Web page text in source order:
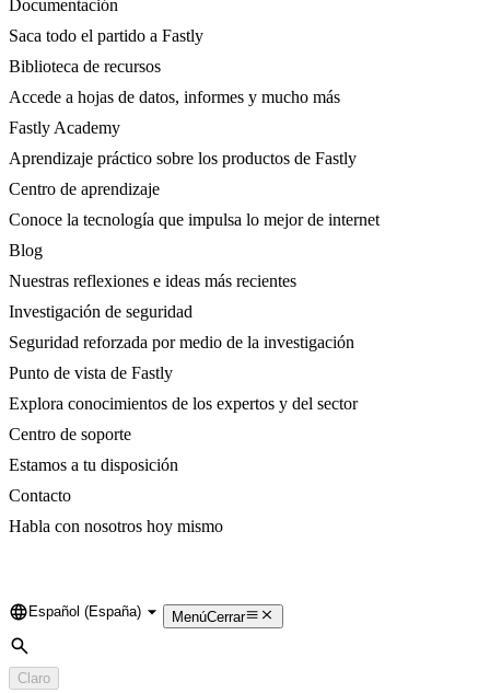
Documentación
Saca todo el partido a Fastly
Biblioteca de recursos
Accede a hojas de datos, informes y mucho más
Fastly Academy
Aprendizaje práctico sobre los productos de Fastly
Centro de aprendizaje
Conoce la tecnología que impulsa lo mejor de internet
Blog
Nuestras reflexiones e ideas más recientes
Investigación de seguridad
Seguridad reforzada por medio de la investigación
Punto de vista de Fastly
Explora conocimientos de los expertos y del sector
Centro de soporte
Estamos a tu disposición
Contacto
Habla con nosotros hoy mismo
Language
Español (España) MenúCerrar
Búsqueda
Claro